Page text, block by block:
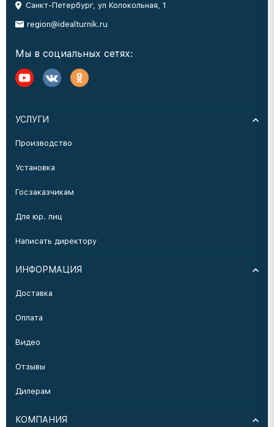
Санкт-Петербург, ул Колокольная, 1
region@idealturnik.ru
Мы в социальных сетях:
УСЛУГИ
Производство
Установка
Госзаказчикам
Для юр. лиц
Написать директору
ИНФОРМАЦИЯ
Доставка
Оплата
Видео
Отзывы
Дилерам
КОМПАНИЯ